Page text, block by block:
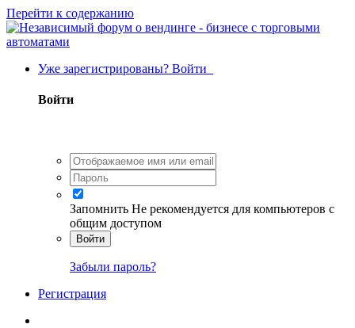
Перейти к содержанию
Уже зарегистрированы? Войти
Войти
Запомнить Не рекомендуется для компьютеров с
общим доступом
Войти
Забыли пароль?
Регистрация